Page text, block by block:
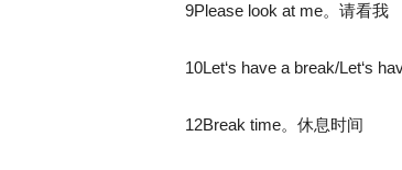
9Please look at me。请看我
10Let‘s have a break/Let‘s
12Break time。休息时间